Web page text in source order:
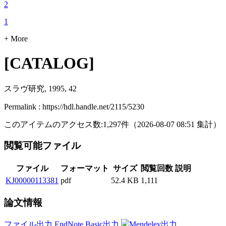
2
1
+ More
[CATALOG]
スラヴ研究, 1995, 42
Permalink : https://hdl.handle.net/2115/5230
このアイテムのアクセス数:1,297件 （2026-08-07 08:51 集計）
閲覧可能ファイル
ファイル フォーマット サイズ 閲覧回数 説明
KJ00000113381 pdf 52.4 KB 1,111
論文情報
ファイル出力 EndNote Basic出力 Mendeley出力